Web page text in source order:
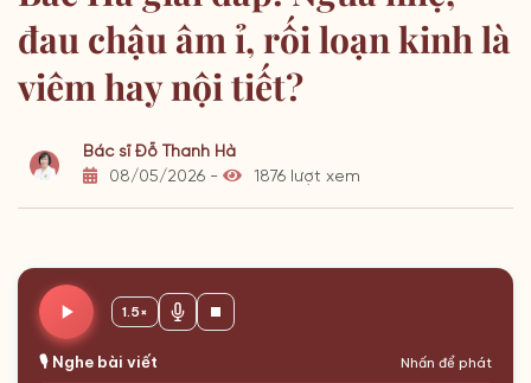
đau chậu âm ỉ, rối loạn kinh là
viêm hay nội tiết?
Bác sĩ Đỗ Thanh Hà
08/05/2026 -
1876 lượt xem
🎙️ Nghe bài viết Nhấn để phát
1.5×